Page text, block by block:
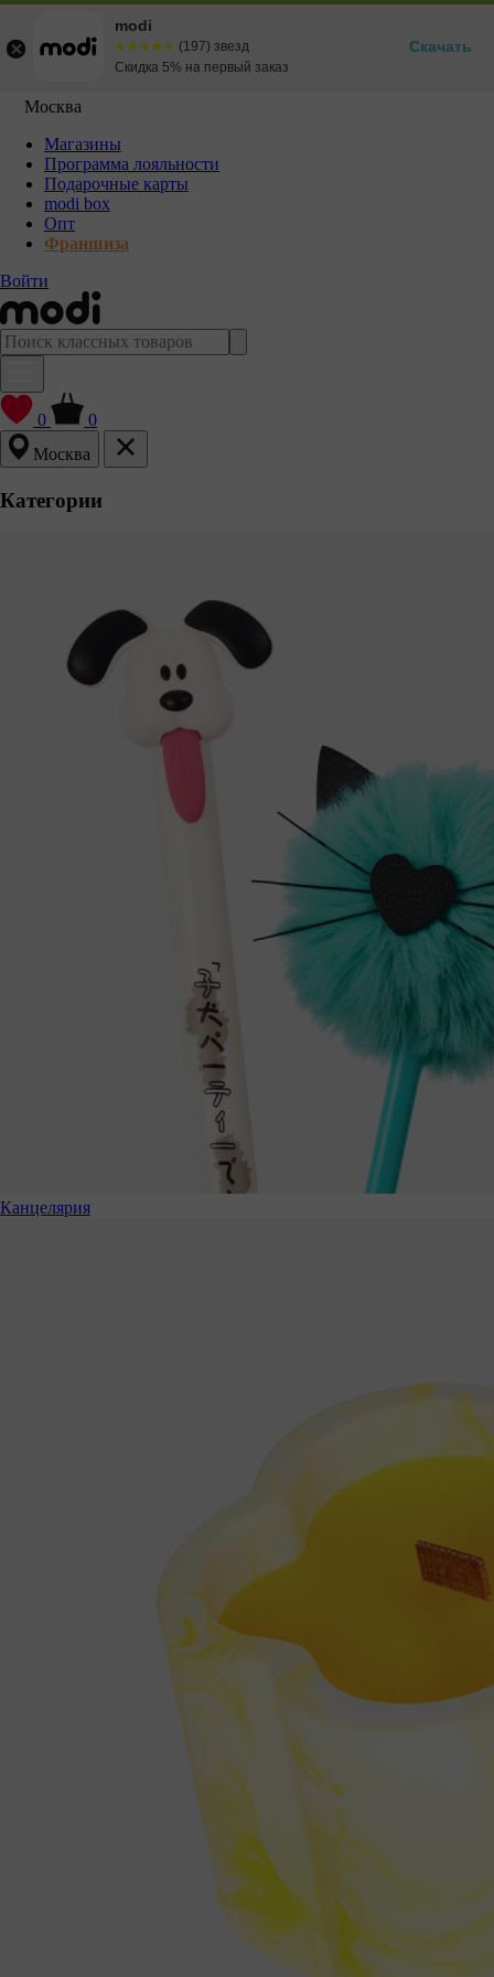
Москва
Магазины
Программа лояльности
Подарочные карты
modi box
Опт
Франшиза
Войти
0
0
Москва
Категории
Канцелярия
modi
☆☆☆☆☆
★★★★★ (197) звезд
Скидка 5% на первый заказ
Скачать